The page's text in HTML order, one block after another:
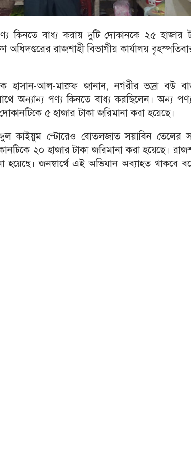
কিনতে বাধ্য করায় দুটি দোকানকে ২৫ হাজার
অধিদপ্তরের রাজশাহী বিভাগীয় কার্যালয়
হাসান-আল-মারুফ জানান, নগরীর ভদ্রা বউ
অন্যান্য পণ্য কিনতে বাধ্য করছিলেন। অন্য
৫ হাজার টাকা জরিমানা করা হয়েছে।
কাইয়ুম স্টোরেও বোতলজাত সয়াবিন তেলের
২০ হাজার টাকা জরিমানা করা হয়েছে।
হয়েছে। জনস্বার্থে এই অভিযান অব্যাহত থাকবে